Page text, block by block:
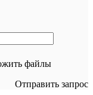
файлы
Отправить запрос